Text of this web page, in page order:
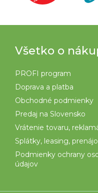
Všetko o
PROFI program
Doprava a platba
Obchodné podmienky
Predaj na Slovensko
Vrátenie tovaru,
Splátky, leasing,
Podmienky ochrany
údajov